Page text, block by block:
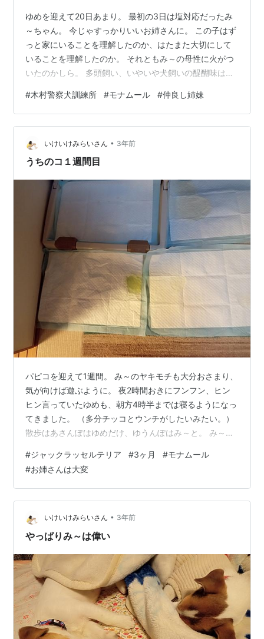
ゆめを迎えて20日あまり。 最初の3日は塩対応だったみ
～ちゃん。 今じゃすっかりいいお姉さんに。 この子はず
っと家にいることを理解したのか、はたまた大切にして
いることを理解したのか。 それともみ～の母性に火がつ
いたのかしら。 多頭飼い、いやいや犬飼いの醍醐味は無
ついて暖をとるし。 てっちり君がもう少し若かったこ
ろ、み～はてっちり君とくっついて寝てたなぁ。 今、て
っちり君はソファにくることはなく、広いベットで寝て
るので自然とゆめと一緒が多くなったのかも。 犬ってす
ごい。 家族として認めたらこんなに仲良くなれるんだ。
#木村警察犬訓練所 #モナムール #仲良し姉妹
いけいけみらいさん • 3年前
うちのコ１週間目
パピコを迎えて1週間。 み～のヤキモチも大分おさまり、
気が向けば遊ぶように。 夜2時間おきにフンフン、ヒン
ヒン言っていたゆめも、朝方4時半までは寝るようになっ
てきました。 （多分チッコとウンチがしたいみたい。）
散歩はあさんぽはゆめだけ、ゆうんぽはみ～と。 み～に
散歩もあるからなんか午前中ずっと散歩してる気がする
わ。 外の大きな音は怖いようで、時々踏ん張って歩かな
いことも。 これも次第に慣れていくかな。 走る姿が子鹿
みたいで可愛いったらありゃしない。 来月中旬から始め
るオビの初日までには、もう少しお散歩上手になろう
ね。 今はトイレの認識も大分…
#ジャックラッセルテリア #3ヶ月 #モナムール
#お姉さんは大変
いけいけみらいさん • 3年前
やっぱりみ～は偉い